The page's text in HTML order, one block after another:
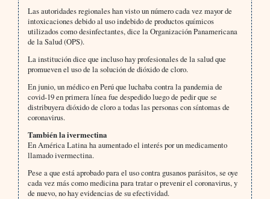
Las autoridades regionales han visto un número cada vez mayor de
intoxicaciones debido al uso indebido de productos químicos
utilizados como desinfectantes, dice la Organización Panamericana
de la Salud (OPS).
La institución dice que incluso hay profesionales de la salud que
promueven el uso de la solución de dióxido de cloro.
En junio, un médico en Perú que luchaba contra la pandemia de
covid-19 en primera línea fue despedido luego de pedir que se
distribuyera dióxido de cloro a todas las personas con síntomas de
coronavirus.
También la ivermectina
En América Latina ha aumentado el interés por un medicamento
llamado ivermectina.
Pese a que está aprobado para el uso contra gusanos parásitos, se oye
cada vez más como medicina para tratar o prevenir el coronavirus, y
de nuevo, no hay evidencias de su efectividad.